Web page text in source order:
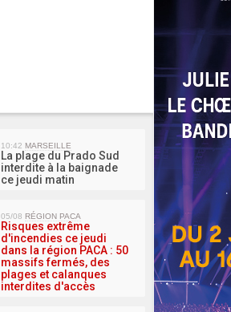
MA
10:42 MARSEILLE
La plage du Prado Sud
interdite à la baignade
ce jeudi matin
05/08 RÉGION PACA
Risques extrême
d'incendies ce jeudi
dans la région PACA : 50
massifs fermés, des
plages et calanques
interdites d'accès